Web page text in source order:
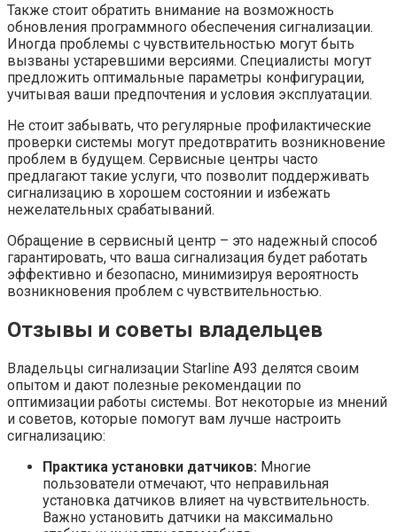
Также стоит обратить внимание на возможность
обновления программного обеспечения сигнализации.
Иногда проблемы с чувствительностью могут быть
вызваны устаревшими версиями. Специалисты могут
предложить оптимальные параметры конфигурации,
учитывая ваши предпочтения и условия эксплуатации.
Не стоит забывать, что регулярные профилактические
проверки системы могут предотвратить возникновение
проблем в будущем. Сервисные центры часто
предлагают такие услуги, что позволит поддерживать
сигнализацию в хорошем состоянии и избежать
нежелательных срабатываний.
Обращение в сервисный центр – это надежный способ
гарантировать, что ваша сигнализация будет работать
эффективно и безопасно, минимизируя вероятность
возникновения проблем с чувствительностью.
Отзывы и советы владельцев
Владельцы сигнализации Starline A93 делятся своим
опытом и дают полезные рекомендации по
оптимизации работы системы. Вот некоторые из мнений
и советов, которые помогут вам лучше настроить
сигнализацию:
Практика установки датчиков: Многие
пользователи отмечают, что неправильная
установка датчиков влияет на чувствительность.
Важно установить датчики на максимально